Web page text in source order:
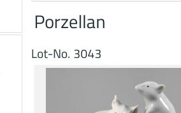
Porzellan
Lot-No. 3043